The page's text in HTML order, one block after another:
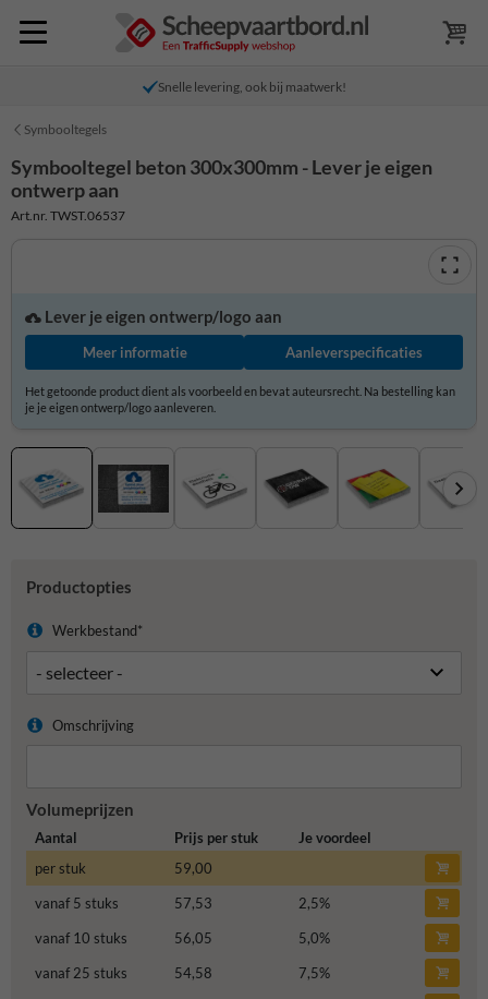
Snelle levering, ook bij maatwerk!
Symbooltegels
Symbooltegel beton 300x300mm - Lever je eigen
ontwerp aan
Art.nr. TWST.06537
Lever je eigen ontwerp/logo aan
Meer informatie Aanleverspecificaties
Het getoonde product dient als voorbeeld en bevat auteursrecht. Na bestelling kan
je je eigen ontwerp/logo aanleveren.
Productopties
Werkbestand*
Omschrijving
Volumeprijzen
Aantal Prijs per stuk
Je voordeel
per stuk
59,00
vanaf 5 stuks
57,53 2,5%
vanaf 10 stuks
56,05 5,0%
vanaf 25 stuks
54,58 7,5%